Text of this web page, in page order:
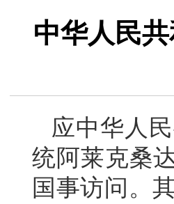
中华人民
应中华人
统阿莱克桑
国事访问。